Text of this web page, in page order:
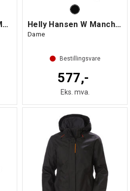
Helly Hansen 79209 Manchester Langermet Helly Hansen W Manchester Jakke Dame
Dame
Bestillingsvare
577,-
Eks. mva.